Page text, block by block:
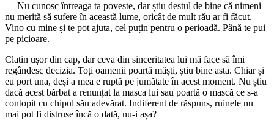
— Nu cunosc întreaga ta poveste, dar știu destul de bine că nimeni
nu merită să sufere în această lume, oricât de mult rău ar fi făcut.
Vino cu mine și te pot ajuta, cel puțin pentru o perioadă. Până te pui
pe picioare.
Clatin ușor din cap, dar ceva din sinceritatea lui mă face să îmi
regândesc decizia. Toți oamenii poartă măști, știu bine asta. Chiar și
eu port una, deși a mea e ruptă pe jumătate în acest moment. Nu știu
dacă acest bărbat a renunțat la masca lui sau poartă o mască ce s-a
contopit cu chipul său adevărat. Indiferent de răspuns, ruinele nu
mai pot fi distruse încă o dată, nu-i așa?